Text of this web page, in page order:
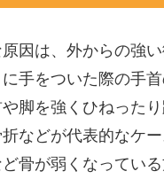
因は、外からの強い
手をついた際の手
脚を強くひねった
などが代表的なケ
骨が弱くなってい